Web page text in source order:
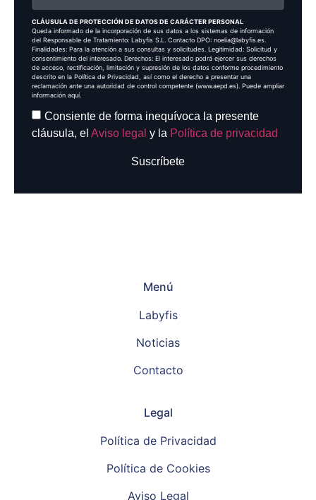
CLÁUSULA DE PROTECCIÓN DE DATOS DE CARÁCTER PERSONAL
Queda informado de la incorporación de sus datos a los sistemas de información
del Responsable de Tratamiento: Labyfis S.L. Contacto DPO: noelia@labyfis.es.
Finalidades: Para la atención a sus consultas y solicitudes. Legitimidad: Solicitud y
consentimiento del interesado. Derechos: El interesado podrá ejercer sus derechos
de acceso, rectificación, limitación y supresión de los datos conforme procedimiento
descrito en la Política de Privacidad, así como el derecho a presentar una
reclamación ante una autoridad de control competente (www.aepd.es). Puede ampliar
información aquí.
Consiente de forma inequívoca la presente
cláusula, el Aviso legal y la Política de privacidad
Suscríbete
Menú
Labyfis
Noticias
Contacto
Legal
Política de Privacidad
Política de Cookies
Aviso Legal